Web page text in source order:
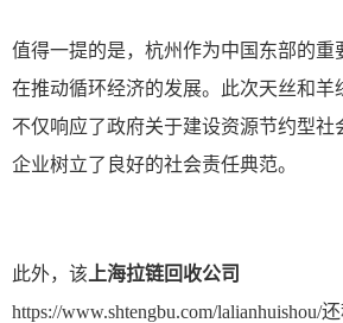
值得一提的是，杭州作为中国东部的重
在推动循环经济的发展。此次天丝和羊
不仅响应了政府关于建设资源节约型社
企业树立了良好的社会责任典范。
此外，该 上海拉链回收公司
https://www.shtengbu.com/lalianhuishou/